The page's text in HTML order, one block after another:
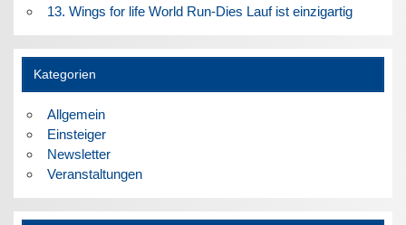
13. Wings for life World Run-Dies Lauf ist einzigartig
Kategorien
Allgemein
Einsteiger
Newsletter
Veranstaltungen